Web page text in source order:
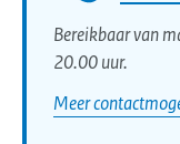
Bereikbaar van
20.00 uur.
Meer